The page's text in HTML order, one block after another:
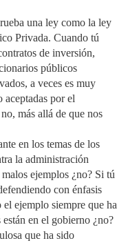
una ley como la ley
Privada. Cuando tú
de inversión,
públicos
a veces es muy
por el
más allá de que nos
en los temas de los
la administración
ejemplos ¿no? Si tú
con énfasis
ejemplo siempre que ha
en el gobierno ¿no?
que ha sido